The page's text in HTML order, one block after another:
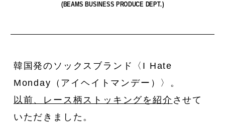
(BEAMS BUSINESS PRODUCE DEPT.)
韓国発のソックスブランド〈I Hate
Monday（アイヘイトマンデー）〉。
以前、レース柄ストッキングを紹介 させて
いただきました。
をこう使う！
森田麻衣子が愛用する今夏アイ
テム8選。